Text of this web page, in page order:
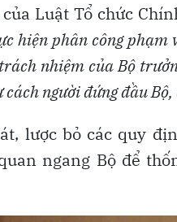
Luật Tổ chức
hiện phân công phạm
nhiệm của Bộ
người đứng đầu Bộ,
lược bỏ các quy
ngang Bộ để